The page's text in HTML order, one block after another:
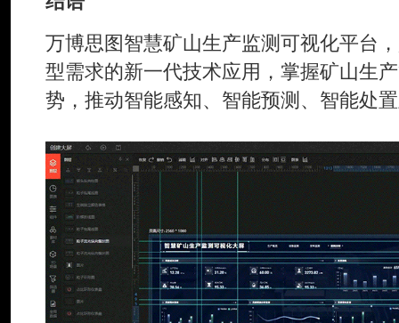
万博思图智慧矿山生产监测可视化平台
型需求的新一代技术应用，掌握矿山生
势，推动智能感知、智能预测、智能处